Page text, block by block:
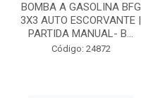
BOMBA A GASOLINA BFG
3X3 AUTO ESCORVANTE |
PARTIDA MANUAL- B...
Código: 24872